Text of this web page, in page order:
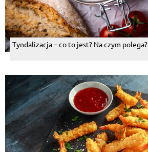
Tyndalizacja – co to jest? Na czym polega?